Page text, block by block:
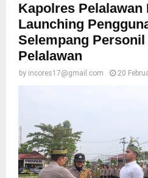
Kapolres Pelalawan
Launching
Selempang
Pelalawan
by incores17@gmail.com 20